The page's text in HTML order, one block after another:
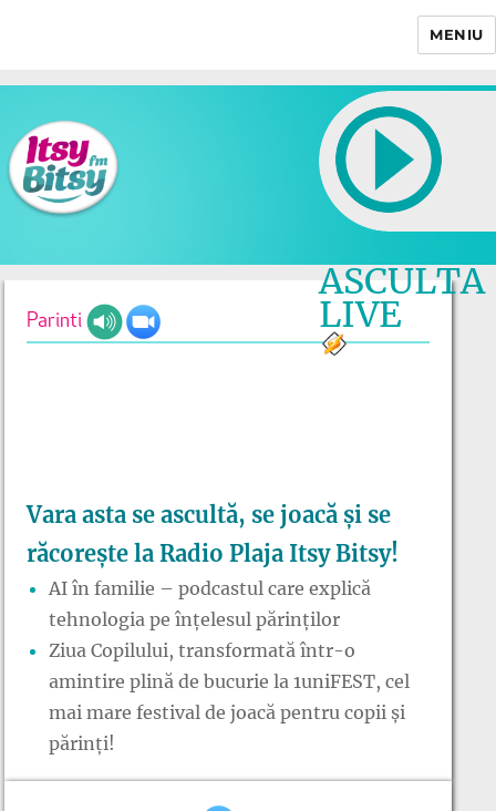
MENIU
ASCULTA
LIVE
Parinti
Vara asta se ascultă, se joacă și se
răcorește la Radio Plaja Itsy Bitsy!
AI în familie – podcastul care explică
tehnologia pe înțelesul părinților
Ziua Copilului, transformată într-o
amintire plină de bucurie la 1uniFEST, cel
mai mare festival de joacă pentru copii și
părinți!